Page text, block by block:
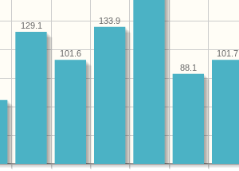
101.7
88.1
133.9
101.6
129.1